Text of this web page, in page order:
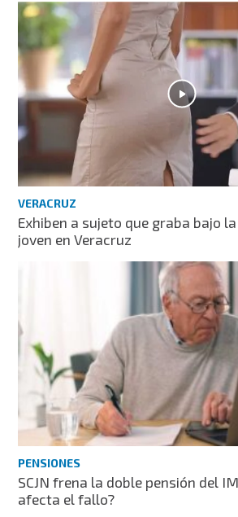
VERACRUZ
Exhiben a sujeto que graba bajo
joven en Veracruz
PENSIONES
SCJN frena la doble pensión del
afecta el fallo?